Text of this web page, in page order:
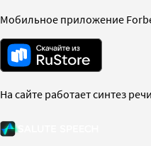
Мобильное приложение
На сайте работает синтез речи